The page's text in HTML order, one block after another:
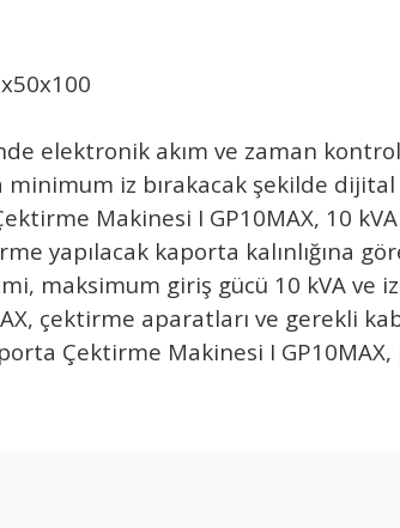
elektronik akım ve zaman
minimum iz bırakacak şekilde
Makinesi I GP10MAX, 10
yapılacak kaporta kalınlığına
maksimum giriş gücü 10 kVA ve
çektirme aparatları ve gerekli
Çektirme Makinesi I